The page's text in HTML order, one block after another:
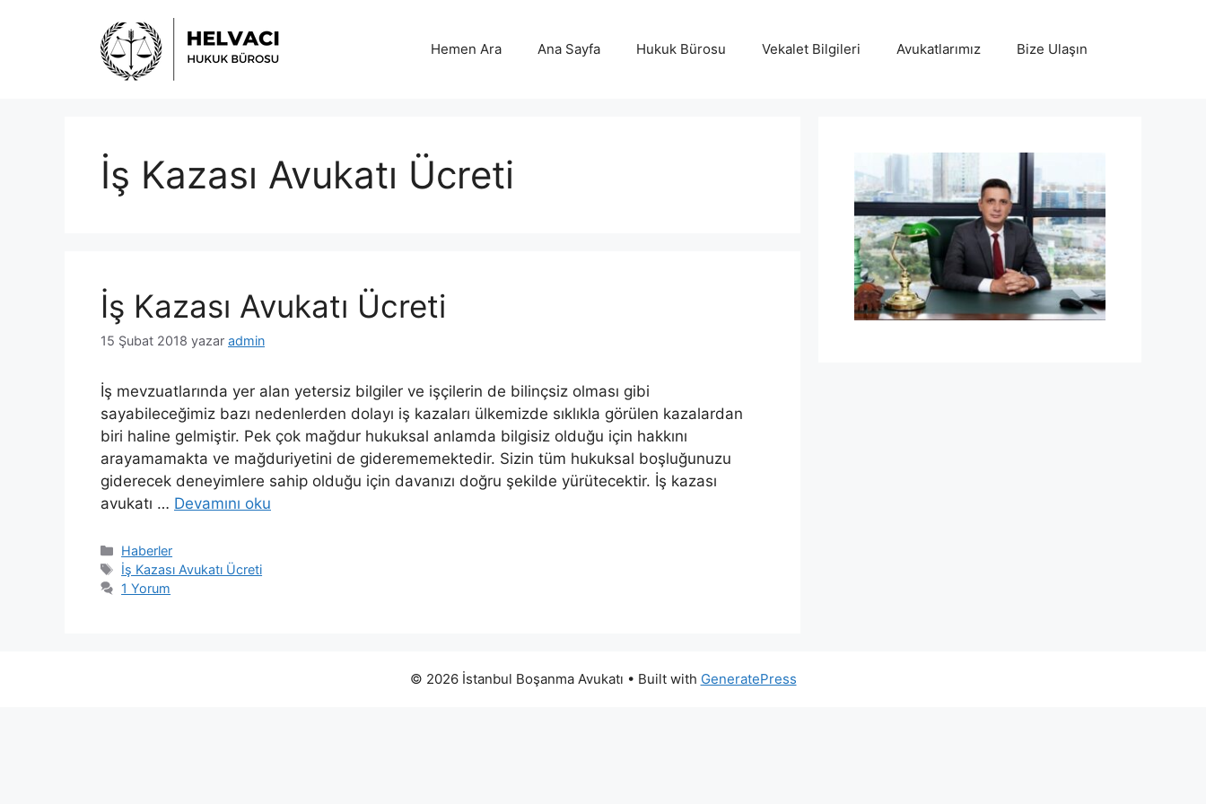
Hemen Ara Ana Sayfa Hukuk Bürosu Vekalet Bilgileri Avukatlarımız Bize Ulaşın
İş Kazası Avukatı Ücreti
İş Kazası Avukatı Ücreti
15 Şubat 2018 yazar admin
İş mevzuatlarında yer alan yetersiz bilgiler ve işçilerin de bilinçsiz olması gibi
sayabileceğimiz bazı nedenlerden dolayı iş kazaları ülkemizde sıklıkla görülen kazalardan
biri haline gelmiştir. Pek çok mağdur hukuksal anlamda bilgisiz olduğu için hakkını
arayamamakta ve mağduriyetini de giderememektedir. Sizin tüm hukuksal boşluğunuzu
giderecek deneyimlere sahip olduğu için davanızı doğru şekilde yürütecektir. İş kazası
avukatı … Devamını oku
Kategoriler
Haberler
Etiketler
İş Kazası Avukatı Ücreti
1 Yorum
© 2026 İstanbul Boşanma Avukatı • Built with GeneratePress